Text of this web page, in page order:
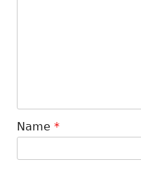
Name *